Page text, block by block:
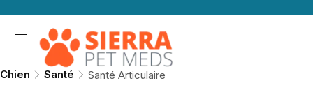
Chien Santé Santé Articulaire